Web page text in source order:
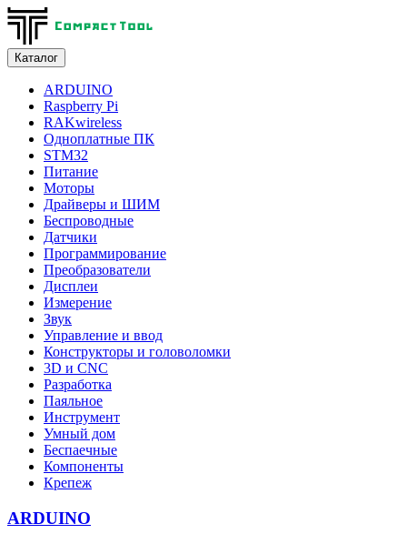
Каталог
ARDUINO
Raspberry Pi
RAKwireless
Одноплатные ПК
STM32
Питание
Моторы
Драйверы и ШИМ
Беспроводные
Датчики
Программирование
Преобразователи
Дисплеи
Измерение
Звук
Управление и ввод
Конструкторы и головоломки
3D и CNC
Разработка
Паяльное
Инструмент
Умный дом
Беспаечные
Компоненты
Крепеж
ARDUINO